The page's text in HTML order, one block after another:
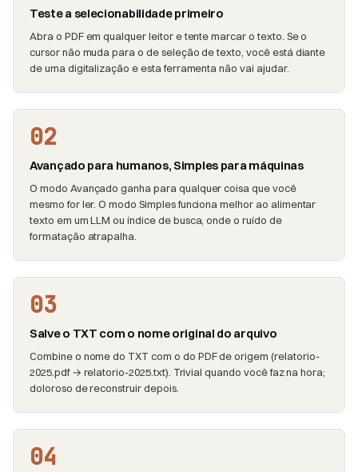
Teste a selecionabilidade primeiro
Abra o PDF em qualquer leitor e tente marcar o texto. Se o
cursor não muda para o de seleção de texto, você está diante
de uma digitalização e esta ferramenta não vai ajudar.
02
Avançado para humanos, Simples para máquinas
O modo Avançado ganha para qualquer coisa que você
mesmo for ler. O modo Simples funciona melhor ao alimentar
texto em um LLM ou índice de busca, onde o ruído de
formatação atrapalha.
03
Salve o TXT com o nome original do arquivo
Combine o nome do TXT com o do PDF de origem (relatorio-
2025.pdf → relatorio-2025.txt). Trivial quando você faz na hora;
doloroso de reconstruir depois.
04